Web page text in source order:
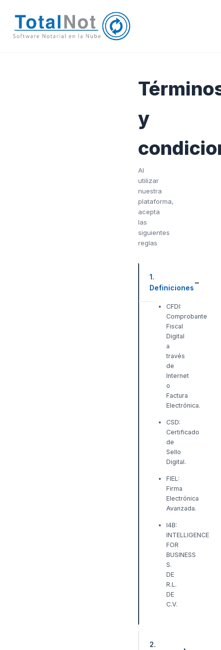
y
Al
utilizar
nuestra
plataforma,
acepta
las
siguientes
reglas
1.
Definiciones
CFDI:
Comprobante
Fiscal
Digital
a
través
de
Internet
o
Factura
Electrónica.
CSD:
Certificado
de
Sello
Digital.
FIEL:
Firma
Electrónica
Avanzada.
I4B:
INTELLIGENCE
FOR
BUSINESS
S.
DE
R.L.
DE
C.V.
2.